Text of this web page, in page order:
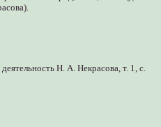
Н. А. Некрасова, т. 1, с.